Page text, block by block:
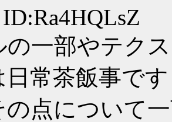
の一部やテク
日常茶飯事です
の点について